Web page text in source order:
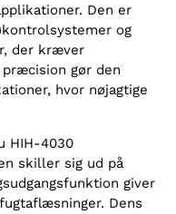
Den er
og
der kræver
præcision gør den
hvor nøjagtige
HIH-4030
skiller sig ud på
giver
Dens